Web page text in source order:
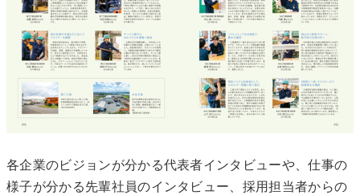
各企業のビジョンが分かる代表者インタビューや、仕事の
様子が分かる先輩社員のインタビュー、採用担当者からの